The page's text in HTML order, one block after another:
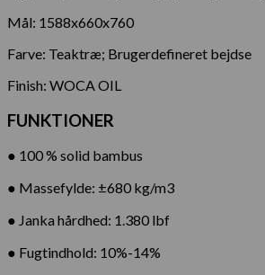
Mål: 1588x660x760
Farve: Teaktræ; Brugerdefineret bejdse
Finish: WOCA OIL
FUNKTIONER
● 100 % solid bambus
● Massefylde: ±680 kg/m3
● Janka hårdhed: 1.380 lbf
● Fugtindhold: 10%-14%